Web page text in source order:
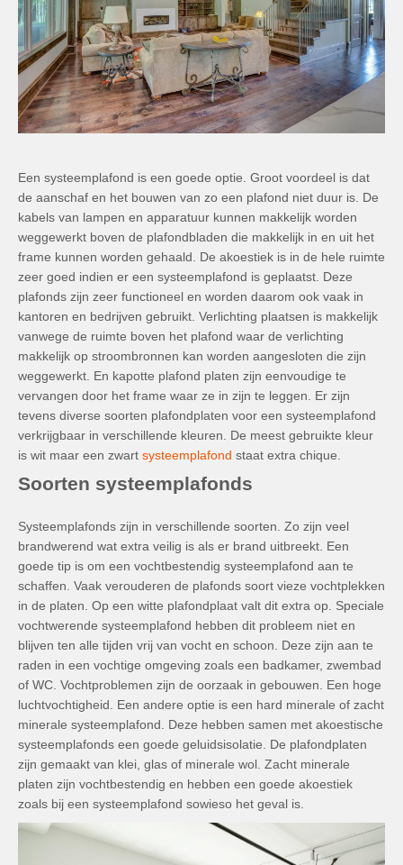
Een systeemplafond is een goede optie. Groot voordeel is dat
de aanschaf en het bouwen van zo een plafond niet duur is. De
kabels van lampen en apparatuur kunnen makkelijk worden
weggewerkt boven de plafondbladen die makkelijk in en uit het
frame kunnen worden gehaald. De akoestiek is in de hele ruimte
zeer goed indien er een systeemplafond is geplaatst. Deze
plafonds zijn zeer functioneel en worden daarom ook vaak in
kantoren en bedrijven gebruikt. Verlichting plaatsen is makkelijk
vanwege de ruimte boven het plafond waar de verlichting
makkelijk op stroombronnen kan worden aangesloten die zijn
weggewerkt. En kapotte plafond platen zijn eenvoudige te
vervangen door het frame waar ze in zijn te leggen. Er zijn
tevens diverse soorten plafondplaten voor een systeemplafond
verkrijgbaar in verschillende kleuren. De meest gebruikte kleur
is wit maar een zwart systeemplafond staat extra chique.
Soorten systeemplafonds
Systeemplafonds zijn in verschillende soorten. Zo zijn veel
brandwerend wat extra veilig is als er brand uitbreekt. Een
goede tip is om een vochtbestendig systeemplafond aan te
schaffen. Vaak verouderen de plafonds soort vieze vochtplekken
in de platen. Op een witte plafondplaat valt dit extra op. Speciale
vochtwerende systeemplafond hebben dit probleem niet en
blijven ten alle tijden vrij van vocht en schoon. Deze zijn aan te
raden in een vochtige omgeving zoals een badkamer, zwembad
of WC. Vochtproblemen zijn de oorzaak in gebouwen. Een hoge
luchtvochtigheid. Een andere optie is een hard minerale of zacht
minerale systeemplafond. Deze hebben samen met akoestische
systeemplafonds een goede geluidsisolatie. De plafondplaten
zijn gemaakt van klei, glas of minerale wol. Zacht minerale
platen zijn vochtbestendig en hebben een goede akoestiek
zoals bij een systeemplafond sowieso het geval is.